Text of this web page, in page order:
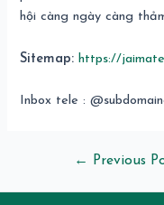
hội càng ngày càng
Sitemap: https://
Inbox tele :
← Previous